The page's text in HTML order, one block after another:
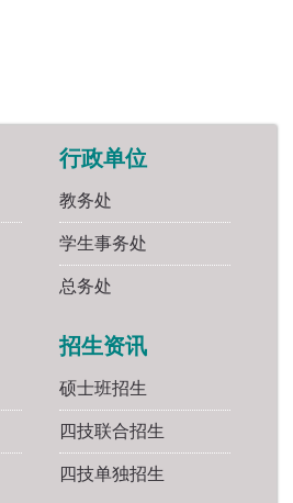
行政单位
教务处
学生事务处
总务处
招生资讯
硕士班招生
四技联合招生
四技单独招生